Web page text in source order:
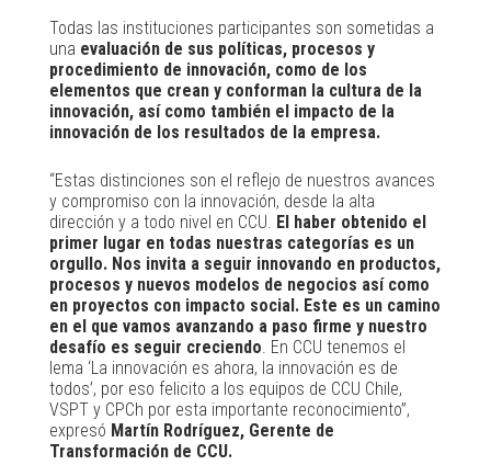
Todas las instituciones participantes son sometidas a
una evaluación de sus políticas, procesos y
procedimiento de innovación, como de los
elementos que crean y conforman la cultura de la
innovación, así como también el impacto de la
innovación de los resultados de la empresa.
“Estas distinciones son el reflejo de nuestros avances
y compromiso con la innovación, desde la alta
dirección y a todo nivel en CCU. El haber obtenido el
primer lugar en todas nuestras categorías es un
orgullo. Nos invita a seguir innovando en productos,
procesos y nuevos modelos de negocios así como
en proyectos con impacto social. Este es un camino
en el que vamos avanzando a paso firme y nuestro
desafío es seguir creciendo. En CCU tenemos el
lema ‘La innovación es ahora, la innovación es de
todos’, por eso felicito a los equipos de CCU Chile,
VSPT y CPCh por esta importante reconocimiento”,
expresó Martín Rodríguez, Gerente de
Transformación de CCU.